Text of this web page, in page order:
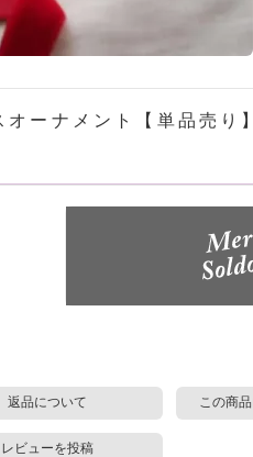
オーナメント【単品売り
返品について この商
レビューを投稿